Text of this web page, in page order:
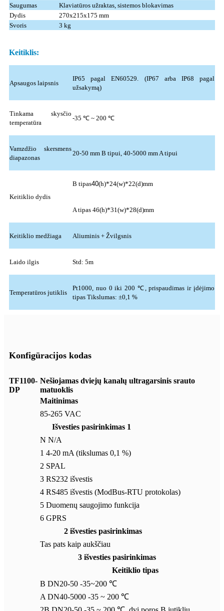
Saugumas
Klaviatūros užraktas, sistemos blokavimas
Dydis
270x215x175 mm
Svoris
3 kg
Keitiklis:
Apsaugos laipsnis
IP65 pagal EN60529. (IP67 arba IP68 pagal
užsakymą)
Tinkama skysčio
temperatūra
-35 ℃ ~ 200 ℃
Vamzdžio skersmens
diapazonas
20-50 mm B tipui, 40-5000 mm A tipui
Keitiklio dydis
B tipas40(h)*24(w)*22(d)mm
A tipas 46(h)*31(w)*28(d)mm
Keitiklio medžiaga Aliuminis + Žvilgsnis
Laido ilgis Std: 5m
Temperatūros jutiklis
Pt1000, nuo 0 iki 200 ℃, prispaudimas ir įdėjimo
tipas Tikslumas: ±0,1 %
Konfigūracijos kodas
TF1100-
DP
Nešiojamas dviejų kanalų ultragarsinis srauto
matuoklis
Maitinimas
85-265 VAC
Išvesties pasirinkimas 1
N N/A
1 4-20 mA (tikslumas 0,1 %)
2 SPAL
3 RS232 išvestis
4 RS485 išvestis (ModBus-RTU protokolas)
5 Duomenų saugojimo funkcija
6 GPRS
2 išvesties pasirinkimas
Tas pats kaip aukščiau
3 išvesties pasirinkimas
Keitiklio tipas
B DN20-50 -35~200 ℃
A DN40-5000 -35 ~ 200 ℃